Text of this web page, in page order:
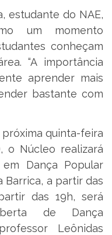
estudante do NAE,
um momento
conheçam
“A importância
aprender mais
bastante com
quinta-feira
o Núcleo realizará
Dança Popular
Barrica, a partir das
das 19h, será
de Dança
Leônidas